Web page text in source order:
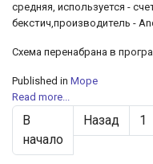
средняя, используется -
бекстич,производитель -
Схема перенабрана в
Published in Море
Read more...
В
начало
Назад 1